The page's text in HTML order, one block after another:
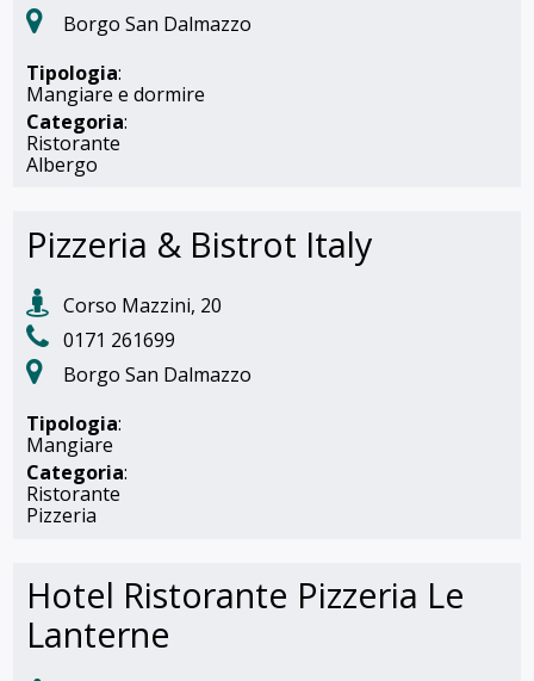
Borgo San Dalmazzo
Tipologia:
Mangiare e dormire
Categoria:
Ristorante
Albergo
Pizzeria & Bistrot Italy
Corso Mazzini, 20
0171 261699
Borgo San Dalmazzo
Tipologia:
Mangiare
Categoria:
Ristorante
Pizzeria
Hotel Ristorante Pizzeria Le
Lanterne